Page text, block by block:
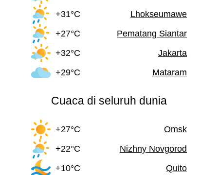
+31°C
Lhokseumawe
+27°C
Pematang Siantar
+32°C
Jakarta
+29°C
Mataram
Cuaca di seluruh dunia
+27°C
Omsk
+22°C
Nizhny Novgorod
+10°C
Quito